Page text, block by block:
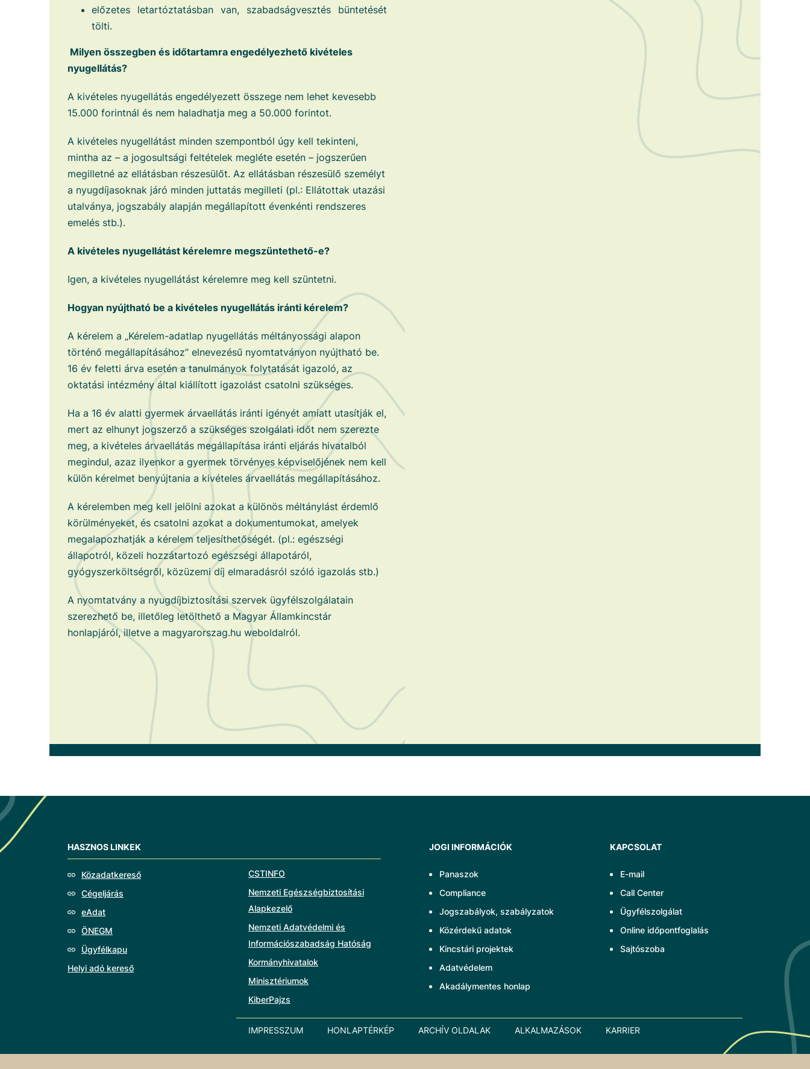
előzetes letartóztatásban van, szabadságvesztés büntetését
tölti.
Milyen összegben és időtartamra engedélyezhető kivételes
nyugellátás?
A kivételes nyugellátás engedélyezett összege nem lehet kevesebb
15.000 forintnál és nem haladhatja meg a 50.000 forintot.
A kivételes nyugellátást minden szempontból úgy kell tekinteni,
mintha az – a jogosultsági feltételek megléte esetén – jogszerűen
megilletné az ellátásban részesülőt. Az ellátásban részesülő személyt
a nyugdíjasoknak járó minden juttatás megilleti (pl.: Ellátottak utazási
utalványa, jogszabály alapján megállapított évenkénti rendszeres
emelés stb.).
A kivételes nyugellátást kérelemre megszüntethető-e?
Igen, a kivételes nyugellátást kérelemre meg kell szüntetni.
Hogyan nyújtható be a kivételes nyugellátás iránti kérelem?
A kérelem a „Kérelem-adatlap nyugellátás méltányossági alapon
történő megállapításához” elnevezésű nyomtatványon nyújtható be.
16 év feletti árva esetén a tanulmányok folytatását igazoló, az
oktatási intézmény által kiállított igazolást csatolni szükséges.
Ha a 16 év alatti gyermek árvaellátás iránti igényét amiatt utasítják el,
mert az elhunyt jogszerző a szükséges szolgálati időt nem szerezte
meg, a kivételes árvaellátás megállapítása iránti eljárás hivatalból
megindul, azaz ilyenkor a gyermek törvényes képviselőjének nem kell
külön kérelmet benyújtania a kivételes árvaellátás megállapításához.
A kérelemben meg kell jelölni azokat a különös méltánylást érdemlő
körülményeket, és csatolni azokat a dokumentumokat, amelyek
megalapozhatják a kérelem teljesíthetőségét. (pl.: egészségi
állapotról, közeli hozzátartozó egészségi állapotáról,
gyógyszerköltségről, közüzemi díj elmaradásról szóló igazolás stb.)
A nyomtatvány a nyugdíjbiztosítási szervek ügyfélszolgálatain
szerezhető be, illetőleg letölthető a Magyar Államkincstár
honlapjáról, illetve a magyarorszag.hu weboldalról.
HASZNOS LINKEK
Közadatkereső
Cégeljárás
eAdat
ÖNEGM
Ügyfélkapu
Helyi adó kereső
CSTINFO
Nemzeti Egészségbiztosítási
Alapkezelő
Nemzeti Adatvédelmi és
Információszabadság Hatóság
Kormányhivatalok
Minisztériumok
KiberPajzs
JOGI INFORMÁCIÓK
Panaszok
Compliance
Jogszabályok, szabályzatok
Közérdekű adatok
Kincstári projektek
Adatvédelem
Akadálymentes honlap
KAPCSOLAT
E-mail
Call Center
Ügyfélszolgálat
Online időpontfoglalás
Sajtószoba
IMPRESSZUM HONLAPTÉRKÉP ARCHÍV OLDALAK ALKALMAZÁSOK KARRIER